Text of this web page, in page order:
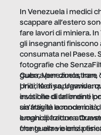
In Venezuela i medici
scappare all’estero
fare lavori di miniera.
gli insegnanti finiscono
consumata nel Paese.
fotografie che
guerra per dimostrare
priorità di
invisibile di un ordine
un’attività economica:
luoghi di frattura.
che guerre e crisi
Cuba, Venezuela, Iran,
Uniti, Kenya, Uganda:
esotiche di fallimenti
sia fragile la
emancipazione
fronte alla violenza